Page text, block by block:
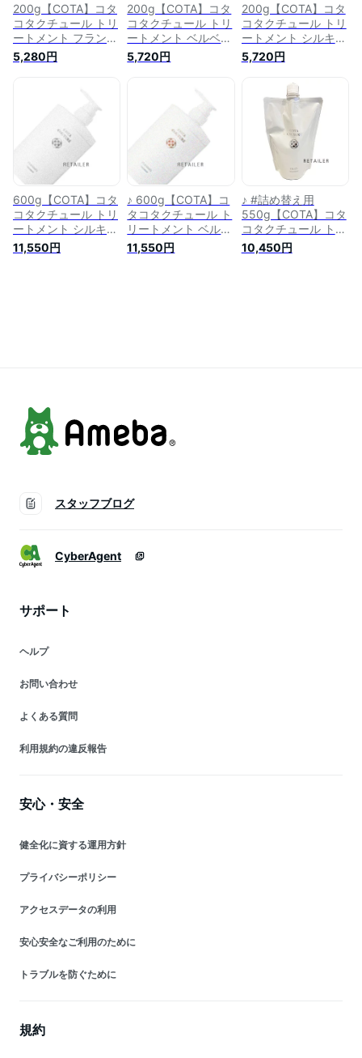
200g【COTA】コタ
コタクチュール トリ
ートメント フランネ
ル 200g＜クラッシ
ーブーケの香り＞＜
ンディショナー＞
5,280円
200g【COTA】コタ
コタクチュール トリ
ートメント ベルベッ
ト 200g＜クラッシ
ーブーケの香り＞＜
ンディショナー＞
5,720円
200g【COTA】コタ
コタクチュール トリ
ートメント シルキ
ー 200g＜クラッシ
ーブーケの香り＞＜
リンス＞＜補修＞＜
サロン専売品＞＜コ
ンディショナー＞
5,720円
600g【COTA】コタ
コタクチュール トリ
ートメント シルキ
ー 600g＜クラッ
シーブーケの香り＞
11,550円
♪ 600g【COTA】コ
タコタクチュール ト
リートメント ベルベ
ット 600g＜クラ
ッシーブーケの香り
11,550円
♪ #詰め替え用
550g【COTA】コタ
コタクチュール トリ
ートメント シルキ
ー #詰め替え用
10,450円
スタッフブログ
CyberAgent
サポート
ヘルプ
お問い合わせ
よくある質問
利用規約の違反報告
安心・安全
健全化に資する運用方針
プライバシーポリシー
アクセスデータの利用
安心安全なご利用のために
トラブルを防ぐために
規約